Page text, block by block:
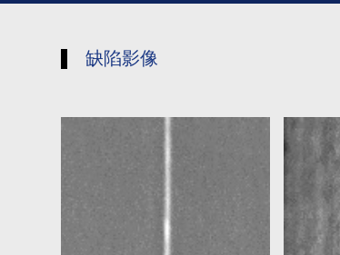
缺陷影像